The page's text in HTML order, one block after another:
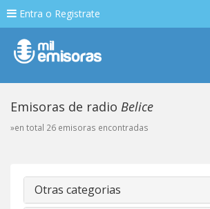
Entra o Registrate
Emisoras de radio Belice
»en total 26 emisoras encontradas
Otras categorias